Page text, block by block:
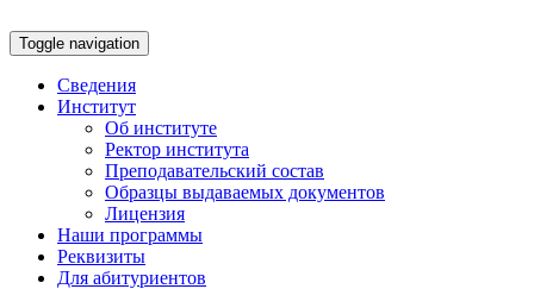
Toggle navigation
Сведения
Институт
Об институте
Ректор института
Преподавательский состав
Образцы выдаваемых документов
Лицензия
Наши программы
Реквизиты
Для абитуриентов